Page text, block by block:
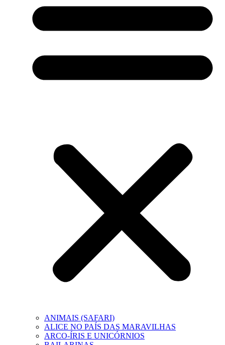
ANIMAIS (SAFARI)
ALICE NO PAÍS DAS MARAVILHAS
ARCO-ÍRIS E UNICÓRNIOS